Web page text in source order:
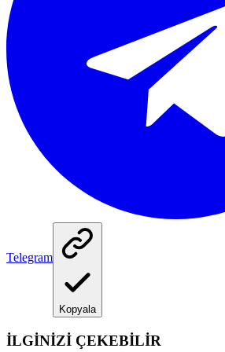
Telegram
Kopyala
İLGİNİZİ ÇEKEBİLİR